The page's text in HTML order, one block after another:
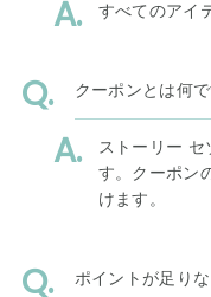
すべてのアイ
クーポンとは何
ストーリー
す。クーポン
けます。
ポイントが足り